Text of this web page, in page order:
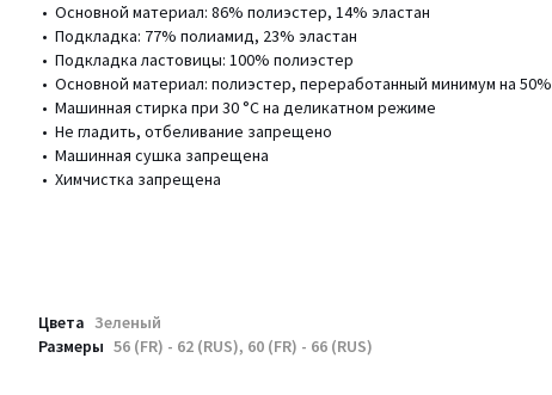
• Основной материал: 86% полиэстер, 14% эластан
• Подкладка: 77% полиамид, 23% эластан
• Подкладка ластовицы: 100% полиэстер
• Основной материал: полиэстер, переработанный минимум на 50%
• Машинная стирка при 30 °С на деликатном режиме
• Не гладить, отбеливание запрещено
• Машинная сушка запрещена
• Химчистка запрещена
Цвета Зеленый
Размеры 56 (FR) - 62 (RUS), 60 (FR) - 66 (RUS)